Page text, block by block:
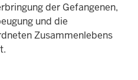
der Gefangenen,
und die
Zusammenlebens